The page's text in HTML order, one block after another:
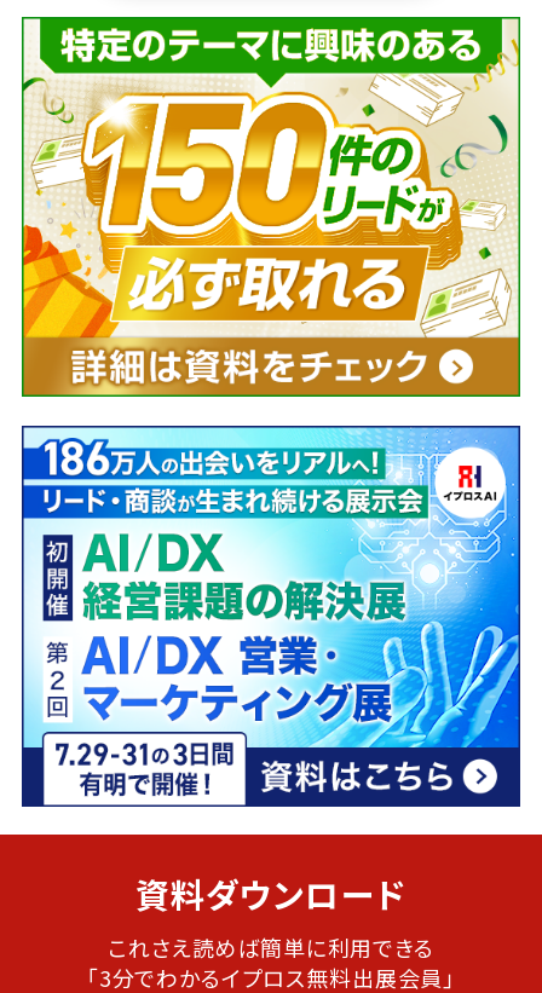
資料ダウンロード
これさえ読めば簡単に利用できる
「3分でわかるイプロス無料出展会員」